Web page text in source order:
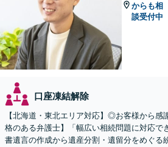
からも相
談受付中
口座凍結解除
【北海道・東北エリア対応】◎お客様から感
格のある弁護士】「幅広い相続問題に対応で
書遺言の作成から遺産分割・遺留分をめぐる